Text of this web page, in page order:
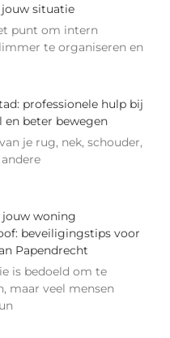
situatie
punt om intern
te organiseren en
professionele hulp bij
en beter bewegen
je rug, nek, schouder,
jouw woning
beveiligingstips voor
Papendrecht
is bedoeld om te
maar veel mensen